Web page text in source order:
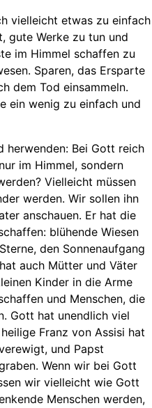
vielleicht etwas zu einfach
gute Werke zu tun und
im Himmel schaffen zu
Sparen, das Ersparte
dem Tod einsammeln.
ein wenig zu einfach und
herwenden: Bei Gott reich
im Himmel, sondern
Vielleicht müssen
werden. Wir sollen ihn
anschauen. Er hat die
blühende Wiesen
den Sonnenaufgang
auch Mütter und Väter
Kinder in die Arme
und Menschen, die
Gott hat unendlich viel
Franz von Assisi hat
und Papst
Wenn wir bei Gott
wir vielleicht wie Gott
Menschen werden,